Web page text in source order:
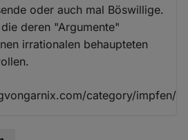
oder auch mal Böswillige.
deren "Argumente"
irrationalen behaupteten
category/impfen/